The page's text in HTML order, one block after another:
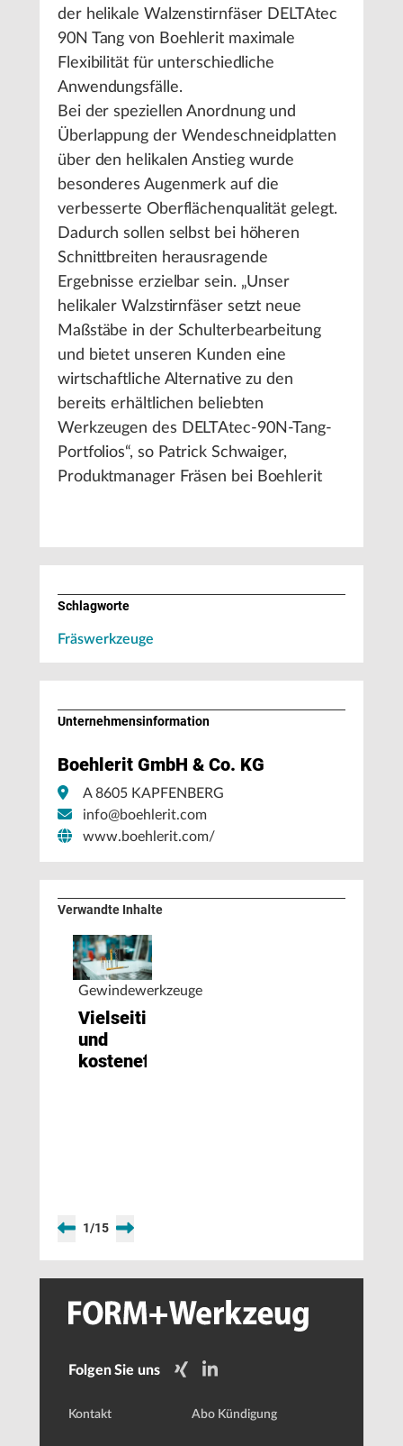
der helikale Walzenstirnfäser DELTAtec
90N Tang von Boehlerit maximale
Flexibilität für unterschiedliche
Anwendungsfälle.
Bei der speziellen Anordnung und
Überlappung der Wendeschneidplatten
über den helikalen Anstieg wurde
besonderes Augenmerk auf die
verbesserte Oberflächenqualität gelegt.
Dadurch sollen selbst bei höheren
Schnittbreiten herausragende
Ergebnisse erzielbar sein. „Unser
helikaler Walzstirnfäser setzt neue
Maßstäbe in der Schulterbearbeitung
und bietet unseren Kunden eine
wirtschaftliche Alternative zu den
bereits erhältlichen beliebten
Werkzeugen des DELTAtec-90N-Tang-
Portfolios“, so Patrick Schwaiger,
Produktmanager Fräsen bei Boehlerit
Schlagworte
Fräswerkzeuge
Unternehmens­information
Boehlerit GmbH & Co. KG
A 8605 KAPFENBERG
info@boehlerit.com
www.boehlerit.com/
Verwandte Inhalte
Gewindewerkzeuge
Vielseitig
und
kosteneffizient
1/15
Folgen Sie uns
Kontakt Abo Kündigung